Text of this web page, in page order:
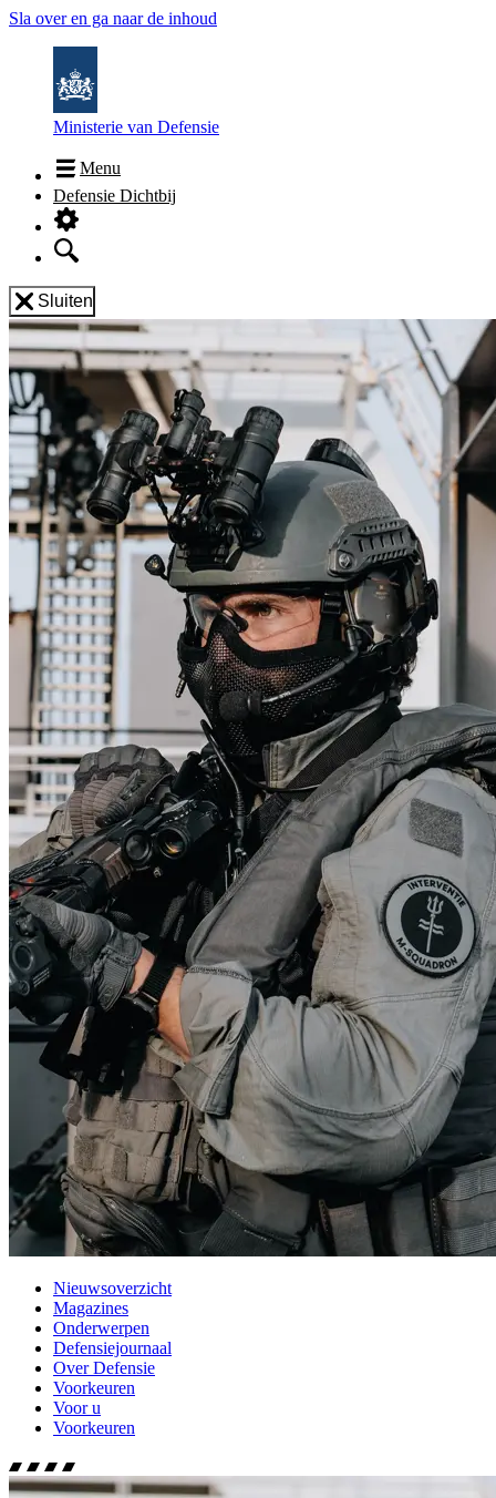
Sla over en ga naar de inhoud
Ministerie van Defensie
Menu
Defensie Dichtbij
Sluiten
Nieuwsoverzicht
Magazines
Onderwerpen
Defensiejournaal
Over Defensie
Voorkeuren
Voor u
Voorkeuren